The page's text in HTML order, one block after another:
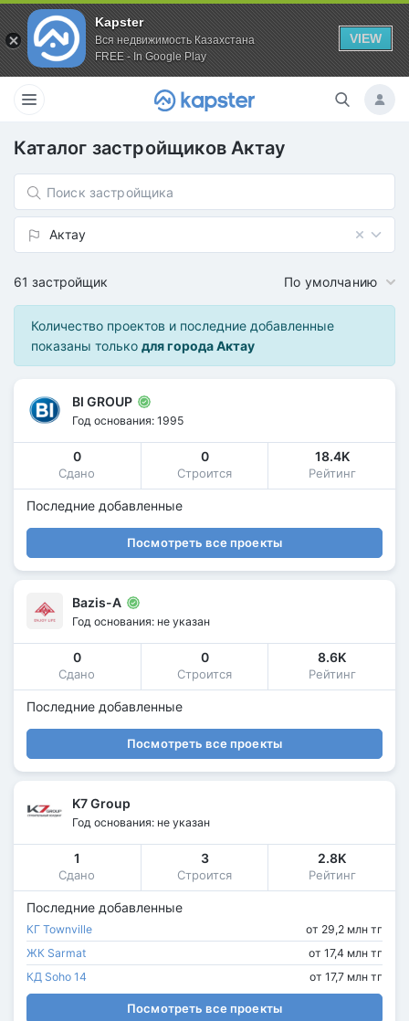
Kapster
Вся недвижимость Казахстана
FREE - In Google Play
VIEW
Каталог застройщиковАктау
Актау
61 застройщик По умолчанию
Количество проектов и последние добавленные
показаны только для города Актау
BI GROUP
Год основания: 1995
0
Сдано
0
Строится
18.4K
Рейтинг
Последние добавленные
Посмотреть все проекты
Bazis-A
Год основания: не указан
0
Сдано
0
Строится
8.6K
Рейтинг
Последние добавленные
Посмотреть все проекты
K7 Group
Год основания: не указан
1
Сдано
3
Строится
2.8K
Рейтинг
Последние добавленные
КГ Townville
от 29,2 млн тг
ЖК Sarmat
от 17,4 млн тг
КД Soho 14
от 17,7 млн тг
Посмотреть все проекты